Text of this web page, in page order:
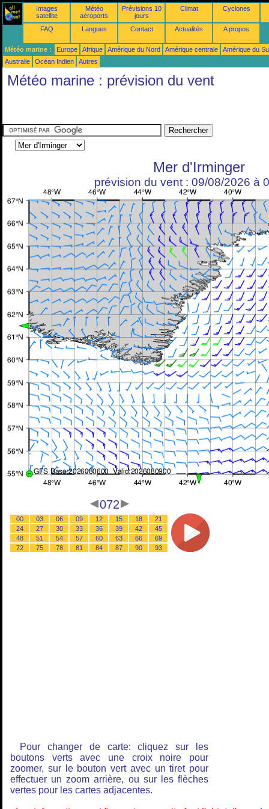
Images
satellite
Météo
aéroports
Prévisions 10
jours
Climat Cyclones
FAQ Langues Contact Actualités A propos
Météo marine : Europe Afrique Amérique du Nord Amérique centrale
Amérique du
Australie
Océan Indien Autres
Météo marine : prévision du vent
Mer d'Irminger
prévision du vent : 09/08/2026 à
072
00 03 06 09 12 15 18
21
24
27 30 33 36 39 42
45
48
51 54 57 60 63 66
69
72
75 78 81 84 87 90 93
Pour changer de carte: cliquez sur les
boutons verts avec une croix noire pour
zoomer, sur le bouton vert avec un tiret pour
effectuer un zoom arrière, ou sur les flèches
vertes pour les cartes adjacentes.